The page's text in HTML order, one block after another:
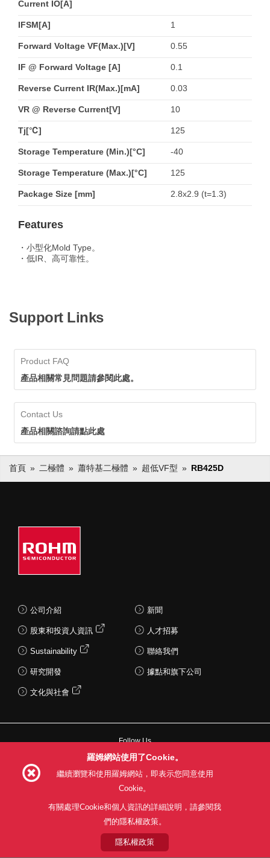
Current IO[A]
IFSM[A] 1
Forward Voltage VF(Max.)[V] 0.55
IF @ Forward Voltage [A] 0.1
Reverse Current IR(Max.)[mA] 0.03
VR @ Reverse Current[V] 10
Tj[℃] 125
Storage Temperature (Min.)[°C] -40
Storage Temperature (Max.)[°C] 125
Package Size [mm] 2.8x2.9 (t=1.3)
Features
・小型化Mold Type。
・低IR、高可靠性。
Support Links
Product FAQ
產品相關常見問題請參閱此處。
Contact Us
產品相關諮詢請點此處
首頁 二極體 蕭特基二極體 超低VF型 RB425D
公司介紹
股東和投資人資訊
Sustainability
研究開發
文化與社會
新聞
人才招募
聯絡我們
據點和旗下公司
Follow Us
網站使用條款 利用目的 隱私權政策
網站地圖
關於本公司產品銷售之標準條款(PDF)
© 1997 - 2026 ROHM CO., LTD. ALL RIGHTS RESERVED.
羅姆網站使用了Cookie。
繼續瀏覽和使用羅姆網站，即表示您同意使用
Cookie。
有關處理Cookie和個人資訊的詳細說明，請參閱我
們的隱私權政策。
隱私權政策